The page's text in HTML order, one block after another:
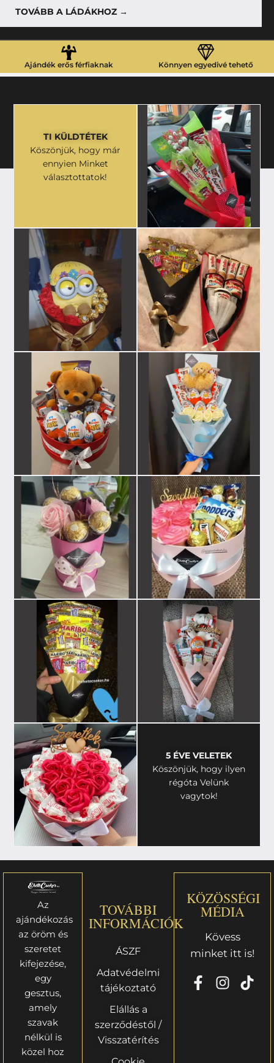
TOVÁBB A LÁDÁKHOZ →
Ajándék erős férfiaknak Könnyen egyedivé tehető
TI KÜLDTÉTEK
Köszönjük, hogy már
ennyien Minket
választottatok!
5 ÉVE VELETEK
Köszönjük, hogy ilyen
régóta Velünk
vagytok!
Az
ajándékozás
az öröm és
szeretet
kifejezése,
egy
gesztus,
amely
szavak
nélkül is
közel hoz
TOVÁBBI
INFORMÁCIÓK
ÁSZF
Adatvédelmi
tájékoztató
Elállás a
szerződéstől /
Visszatérítés
KÖZÖSSÉGI
MÉDIA
Kövess
minket itt is!